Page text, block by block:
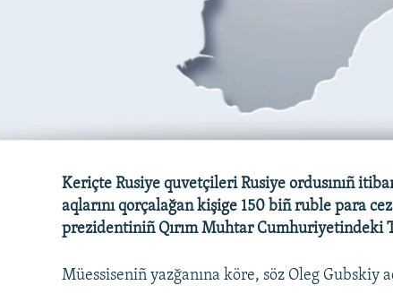
Keriçte Rusiye quvetçileri Rusiye ordusınıñ
aqlarını qorçalağan kişige 150 biñ ruble para
prezidentiniñ Qırım Muhtar Cumhuriyetindeki
Müessiseniñ yazğanına köre, söz Oleg Gubskiy